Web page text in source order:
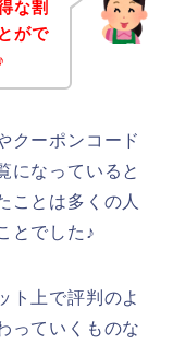
な割
がで
クーポンコード
になっていると
ことは多くの人
とでした♪
ト上で評判のよ
っていくものな